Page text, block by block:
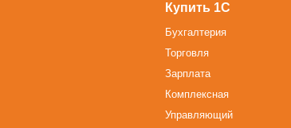
Купить 1С
Бухгалтерия
Торговля
Зарплата
Комплексная
Управляющий